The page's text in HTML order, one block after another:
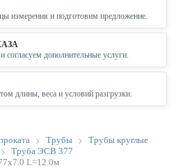
измерения и подготовим предложение.
дополнительные услуги.
длины, веса и условий разгрузки.
Трубы
Трубы круглые
Труба ЭСВ 377
L=12.0м